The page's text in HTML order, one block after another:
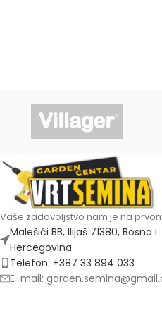
Vaše zadovoljstvo nam je na
Malešići BB, Ilijaš 71380, Bosna i
Hercegovina
Telefon: +387 33 894 033
E-mail: